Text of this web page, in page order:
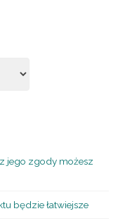
jego zgody możesz
będzie łatwiejsze